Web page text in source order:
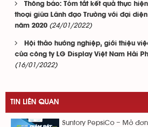
Thông báo: Tóm tắt kết quả thực
thoại giữa Lãnh đạo Trường với đại
năm 2020 (24/01/2022)
Hội thảo hướng nghiệp, giới thiệu
của công ty LG Display Việt Nam Hải
(16/01/2022)
TIN LIÊN QUAN
Suntory PepsiCo – Mở